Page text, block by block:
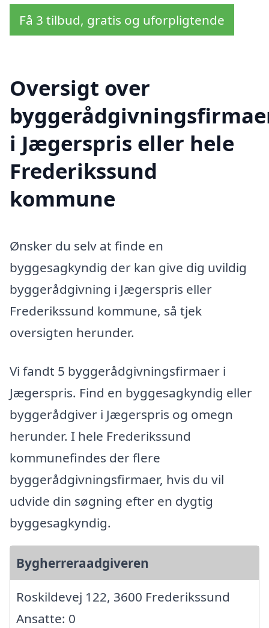
Få 3 tilbud, gratis og uforpligtende
Oversigt over
i Jægerspris eller hele
Frederikssund
kommune
Ønsker du selv at finde en
byggesagkyndig der kan give dig uvildig
byggerådgivning i Jægerspris eller
Frederikssund kommune, så tjek
oversigten herunder.
Vi fandt 5 byggerådgivningsfirmaer i
Jægerspris. Find en byggesagkyndig eller
byggerådgiver i Jægerspris og omegn
herunder. I hele Frederikssund
kommunefindes der flere
byggerådgivningsfirmaer, hvis du vil
udvide din søgning efter en dygtig
byggesagkyndig.
Bygherreraadgiveren
Roskildevej 122, 3600 Frederikssund
Ansatte: 0